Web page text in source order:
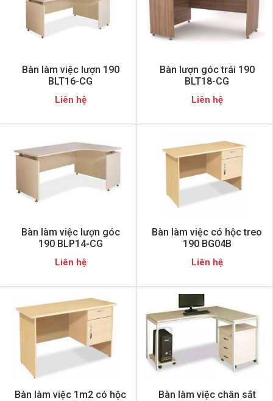
Bàn làm việc lượn 190
BLT16-CG
Liên hệ
Bàn lượn góc trái 190
BLT18-CG
Liên hệ
Bàn làm việc lượn góc
190 BLP14-CG
Liên hệ
Bàn làm việc có hộc treo
190 BG04B
Liên hệ
Bàn làm việc 1m2 có hộc
Bàn làm việc chân sắt